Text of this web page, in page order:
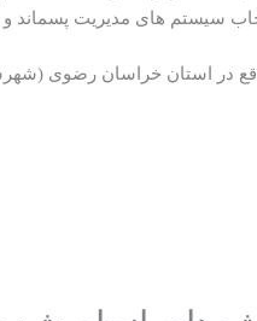
سیستم های مدیریت پسماند و
در استان خراسان رضوی